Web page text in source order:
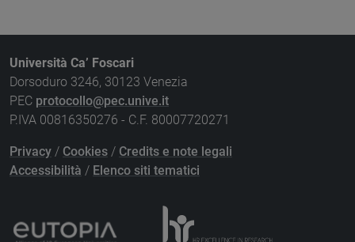
Università Ca’ Foscari
Dorsoduro 3246, 30123 Venezia
PEC protocollo@pec.unive.it
P.IVA 00816350276 - C.F. 80007720271
Privacy / Cookies / Credits e note legali
Accessibilità / Elenco siti tematici